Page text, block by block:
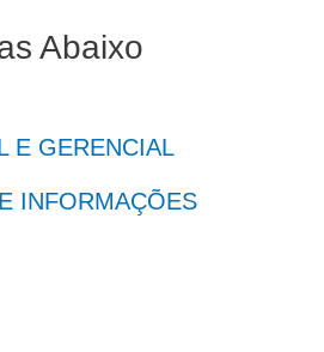
Abaixo
E GERENCIAL
INFORMAÇÕES